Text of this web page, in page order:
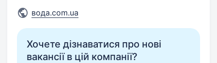
вода.com.ua
Хочете дізнаватися про нові
вакансії в цій компанії?